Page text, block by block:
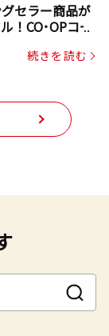
セラー商品が
！CO･OPコー
続きを読む